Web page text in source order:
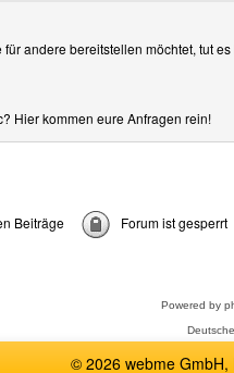
andere bereitstellen möchtet, tut
Hier kommen eure Anfragen rein!
Beiträge Forum ist gesperrt
Powered by
© 2026 webme GmbH,